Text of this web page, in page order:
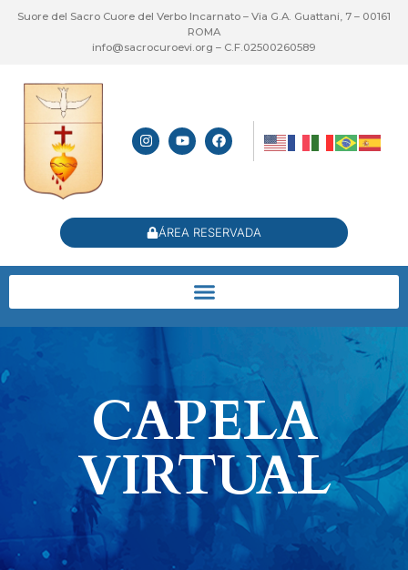
Suore del Sacro Cuore del Verbo Incarnato – Via G.A. Guattani, 7 – 00161
ROMA
info@sacrocuroevi.org – C.F.02500260589
ÁREA RESERVADA
CAPELA
VIRTUAL